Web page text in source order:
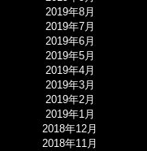
2019年8月
2019年7月
2019年6月
2019年5月
2019年4月
2019年3月
2019年2月
2019年1月
2018年12月
2018年11月